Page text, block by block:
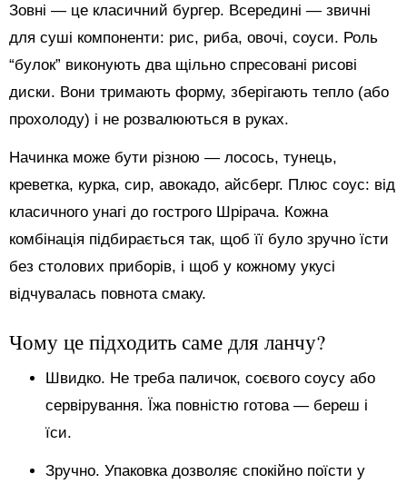
Зовні — це класичний бургер. Всередині — звичні
для суші компоненти: рис, риба, овочі, соуси. Роль
“булок” виконують два щільно спресовані рисові
диски. Вони тримають форму, зберігають тепло (або
прохолоду) і не розвалюються в руках.
Начинка може бути різною — лосось, тунець,
креветка, курка, сир, авокадо, айсберг. Плюс соус: від
класичного унагі до гострого Шрірача. Кожна
комбінація підбирається так, щоб її було зручно їсти
без столових приборів, і щоб у кожному укусі
відчувалась повнота смаку.
Чому це підходить саме для ланчу?
Швидко. Не треба паличок, соєвого соусу або
сервірування. Їжа повністю готова — береш і
їси.
Зручно. Упаковка дозволяє спокійно поїсти у